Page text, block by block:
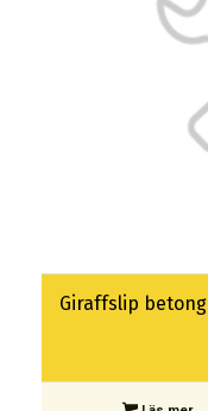
Giraffslip betong